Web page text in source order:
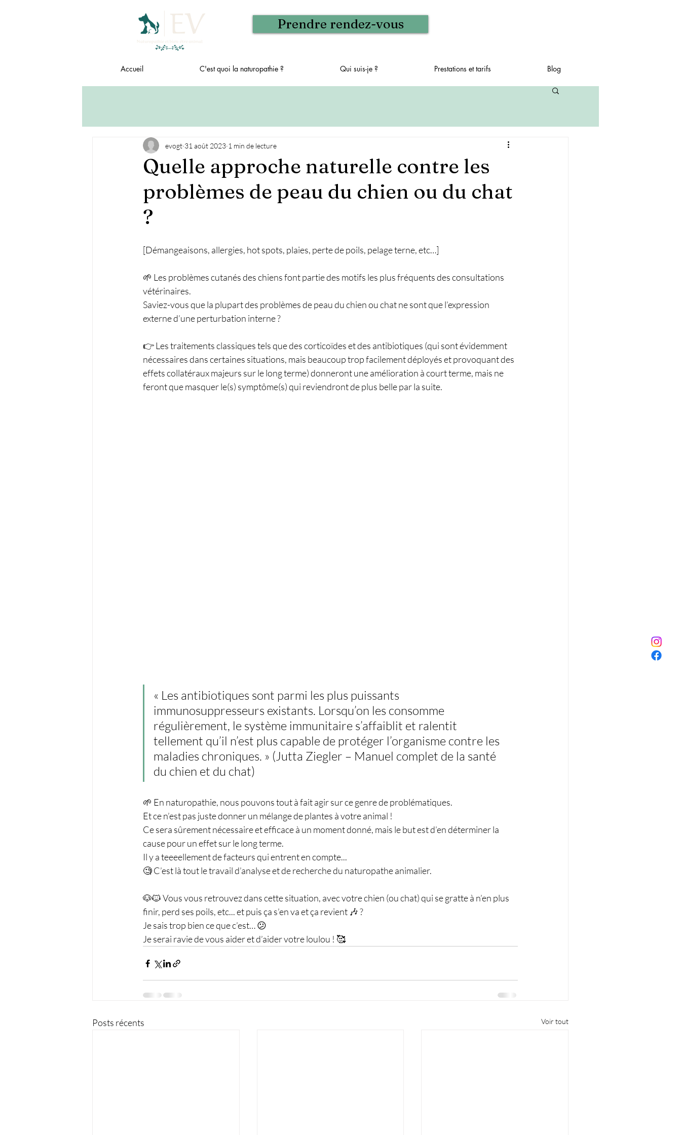
Prendre rendez-vous
Accueil C'est quoi la naturopathie ? Qui suis-je ? Prestations et tarifs Blog
Quelle approche naturelle contre les
problèmes de peau du chien ou du chat
?
evogt 31 août 2023 1 min de lecture
[Démangeaisons, allergies, hot spots, plaies, perte de poils, pelage terne, etc…]
🌱 Les problèmes cutanés des chiens font partie des motifs les plus fréquents des consultations
vétérinaires.
Saviez-vous que la plupart des problèmes de peau du chien ou chat ne sont que l’expression
externe d’une perturbation interne ?
👉 Les traitements classiques tels que des corticoïdes et des antibiotiques (qui sont évidemment
nécessaires dans certaines situations, mais beaucoup trop facilement déployés et provoquant des
effets collatéraux majeurs sur le long terme) donneront une amélioration à court terme, mais ne
feront que masquer le(s) symptôme(s) qui reviendront de plus belle par la suite.
« Les antibiotiques sont parmi les plus puissants
immunosuppresseurs existants. Lorsqu’on les consomme
régulièrement, le système immunitaire s’affaiblit et ralentit
tellement qu’il n’est plus capable de protéger l’organisme contre les
maladies chroniques. » (Jutta Ziegler – Manuel complet de la santé
du chien et du chat)
🌱 En naturopathie, nous pouvons tout à fait agir sur ce genre de problématiques.
Et ce n’est pas juste donner un mélange de plantes à votre animal !
Ce sera sûrement nécessaire et efficace à un moment donné, mais le but est d’en déterminer la
cause pour un effet sur le long terme.
Il y a teeeellement de facteurs qui entrent en compte...
🧐 C’est là tout le travail d’analyse et de recherche du naturopathe animalier.
🐶🐱 Vous vous retrouvez dans cette situation, avec votre chien (ou chat) qui se gratte à n’en plus
finir, perd ses poils, etc... et puis ça s’en va et ça revient 🎶 ?
Je sais trop bien ce que c’est… 😕
Je serai ravie de vous aider et d’aider votre loulou ! 🥰
Posts récents Voir tout